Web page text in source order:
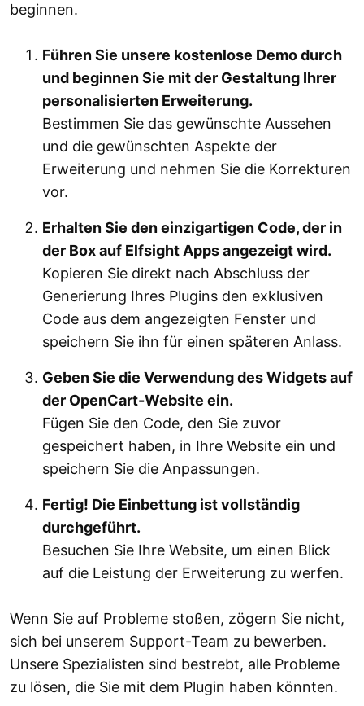
beginnen.
Führen Sie unsere kostenlose Demo durch
und beginnen Sie mit der Gestaltung Ihrer
personalisierten Erweiterung.
Bestimmen Sie das gewünschte Aussehen
und die gewünschten Aspekte der
Erweiterung und nehmen Sie die Korrekturen
vor.
Erhalten Sie den einzigartigen Code, der in
der Box auf Elfsight Apps angezeigt wird.
Kopieren Sie direkt nach Abschluss der
Generierung Ihres Plugins den exklusiven
Code aus dem angezeigten Fenster und
speichern Sie ihn für einen späteren Anlass.
Geben Sie die Verwendung des Widgets auf
der OpenCart-Website ein.
Fügen Sie den Code, den Sie zuvor
gespeichert haben, in Ihre Website ein und
speichern Sie die Anpassungen.
Fertig! Die Einbettung ist vollständig
durchgeführt.
Besuchen Sie Ihre Website, um einen Blick
auf die Leistung der Erweiterung zu werfen.
Wenn Sie auf Probleme stoßen, zögern Sie nicht,
sich bei unserem Support-Team zu bewerben.
Unsere Spezialisten sind bestrebt, alle Probleme
zu lösen, die Sie mit dem Plugin haben könnten.